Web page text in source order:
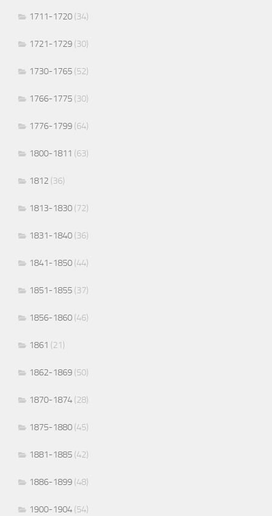
1711-1720 (34)
1721-1729 (30)
1730-1765 (52)
1766-1775 (30)
1776-1799 (64)
1800-1811 (63)
1812 (36)
1813-1830 (72)
1831-1840 (36)
1841-1850 (44)
1851-1855 (37)
1856-1860 (46)
1861 (21)
1862-1869 (50)
1870-1874 (28)
1875-1880 (45)
1881-1885 (42)
1886-1899 (48)
1900-1904 (54)